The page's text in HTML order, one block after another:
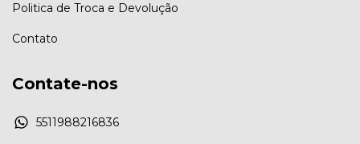
Politica de Troca e Devolução
Contato
Contate-nos
5511988216836